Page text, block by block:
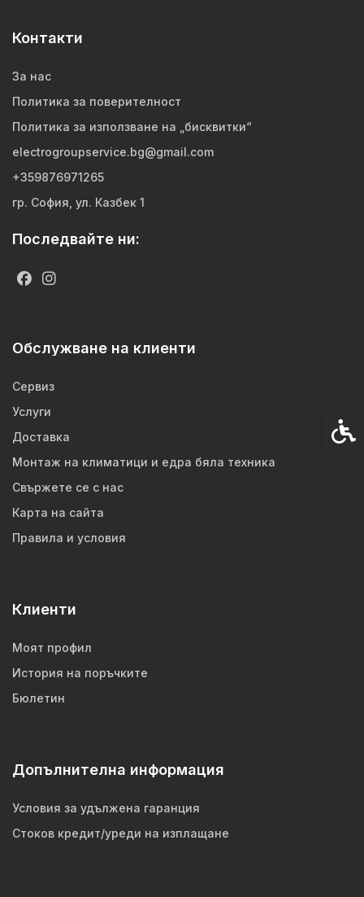
Контакти
За нас
Политика за поверителност
Политика за използване на „бисквитки“
electrogroupservice.bg@gmail.com
+359876971265
гр. София, ул. Казбек 1
Последвайте ни:
Обслужване на клиенти
Сервиз
Услуги
Доставка
Монтаж на климатици и едра бяла техника
Свържете се с нас
Карта на сайта
Правила и условия
Клиенти
Моят профил
История на поръчките
Бюлетин
Допълнителна информация
Условия за удължена гаранция
Стоков кредит/уреди на изплащане